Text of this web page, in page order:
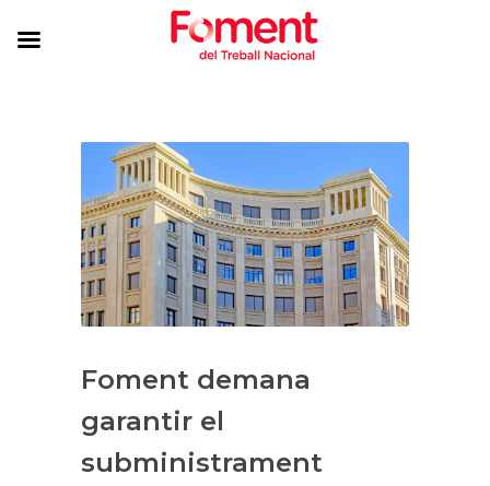
Foment demana
garantir el
subministrament